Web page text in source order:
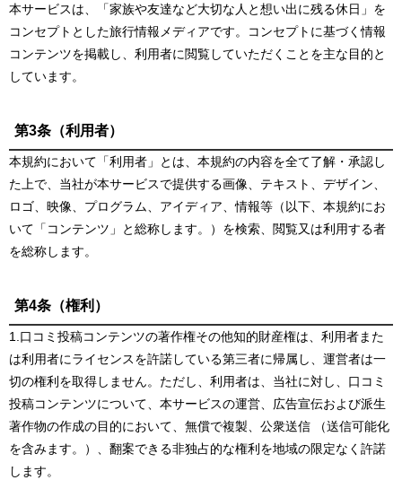
本サービスは、「家族や友達など大切な人と想い出に残る休日」を
コンセプトとした旅行情報メディアです。コンセプトに基づく情報
コンテンツを掲載し、利用者に閲覧していただくことを主な目的と
しています。
第3条（利用者）
本規約において「利用者」とは、本規約の内容を全て了解・承認し
た上で、当社が本サービスで提供する画像、テキスト、デザイン、
ロゴ、映像、プログラム、アイディア、情報等（以下、本規約にお
いて「コンテンツ」と総称します。）を検索、閲覧又は利用する者
を総称します。
第4条（権利）
1.口コミ投稿コンテンツの著作権その他知的財産権は、利用者また
は利用者にライセンスを許諾している第三者に帰属し、運営者は一
切の権利を取得しません。ただし、利用者は、当社に対し、口コミ
投稿コンテンツについて、本サービスの運営、広告宣伝および派生
著作物の作成の目的において、無償で複製、公衆送信 （送信可能化
を含みます。）、翻案できる非独占的な権利を地域の限定なく許諾
します。